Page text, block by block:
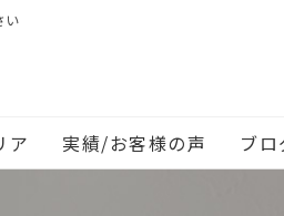
い
ア 実績/お客様の声 ブ